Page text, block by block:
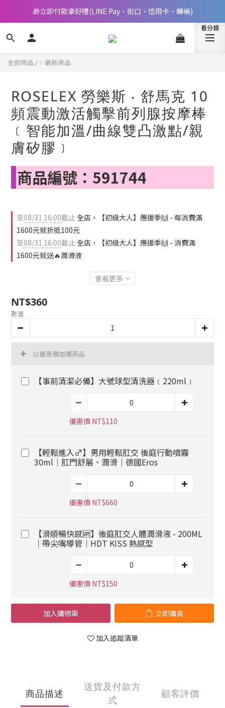
📢 邀您立即享樂，現在加入會員就送🪙80元購物金
🎁立即付款拿好禮(LINE Pay、街口、信用卡、轉帳)
📢 邀您立即享樂，現在加入會員就送🪙80元購物金
全部商品 / ✨最新商品
ROSELEX 勞樂斯 ‧ 舒馬克 10
頻震動激活觸擊前列腺按摩棒
﹝智能加溫/曲線雙凸激點/親
膚矽膠﹞
商品編號：591744
至08/31 16:00截止全店，【初級大人】應援季🙌 - 每消費滿
1600元就折抵100元
至08/31 16:00截止全店，【初級大人】應援季🙌 - 消費滿
1600元就送🔥潤滑液
查看更多
NT$360
數量
以優惠價加購商品
【事前清潔必備】大號球型清洗器﹝220ml﹞
優惠價 NT$110
【輕鬆進入♂️】男用輕鬆肛交 後庭行動噴霧
30ml｜肛門舒展、潤滑｜德國Eros
優惠價 NT$660
【滑順暢快感🆙】後庭肛交人體潤滑液 - 200ML
｜帶尖嘴導管｜HDT KISS 熱感型
優惠價 NT$150
加入購物車 立即購買
加入追蹤清單
商品描述
送貨及付款方
式
顧客評價